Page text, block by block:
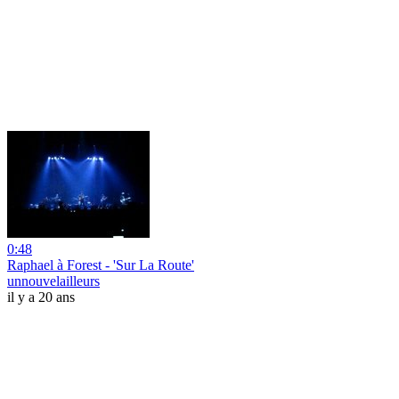
0:48
Raphael à Forest - 'Sur La Route'
unnouvelailleurs
il y a 20 ans